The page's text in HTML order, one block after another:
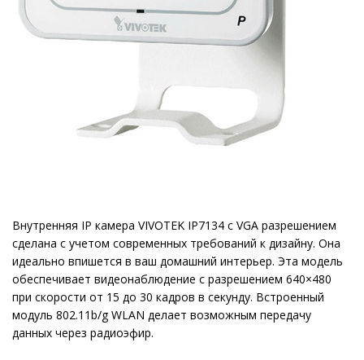
Внутренняя IP камера VIVOTEK IP7134 c VGA разрешением
сделана с учетом современных требований к дизайну. Она
идеально впишется в ваш домашний интерьер. Эта модель
обеспечивает видеонаблюдение с разрешением 640×480
при скорости от 15 до 30 кадров в секунду. Встроенный
модуль 802.11b/g WLAN делает возможным передачу
данных через радиоэфир.